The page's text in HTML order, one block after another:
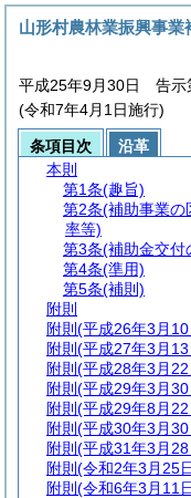
山形村農林業振興事業
平成25年9月30日 告示
(令和7年4月1日施行)
条項目次
沿革
本則
第1条(趣旨)
第2条(補助事業の
率等)
第3条(補助金交付
第4条(準用)
第5条(補則)
附則
附則 (平成26年3月
附則 (平成27年3月
附則 (平成28年3月
附則 (平成29年3月
附則 (平成29年8月
附則 (平成30年3月
附則 (平成31年3月
附則 (令和2年3月25
附則 (令和6年3月11